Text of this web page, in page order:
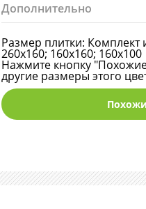
Дополнительно
Размер плитки: Комплект
260х160; 160х160; 160х100
Нажмите кнопку
другие размеры этого